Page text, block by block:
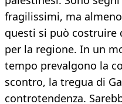
fragilissimi, ma
questi si può costruire
per la regione. In un
tempo prevalgono la
scontro, la tregua di
controtendenza.